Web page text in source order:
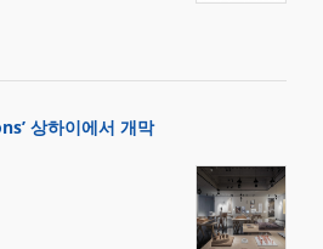
상하이에서 개막